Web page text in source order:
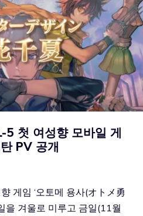
5 첫 여성향 모바일 게
PV 공개
게임 ‘오토메 용사(オトメ勇
을 겨울로 미루고 금일(11월